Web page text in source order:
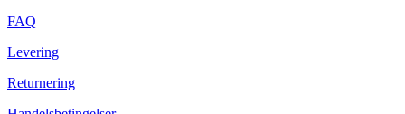
FAQ
Levering
Returnering